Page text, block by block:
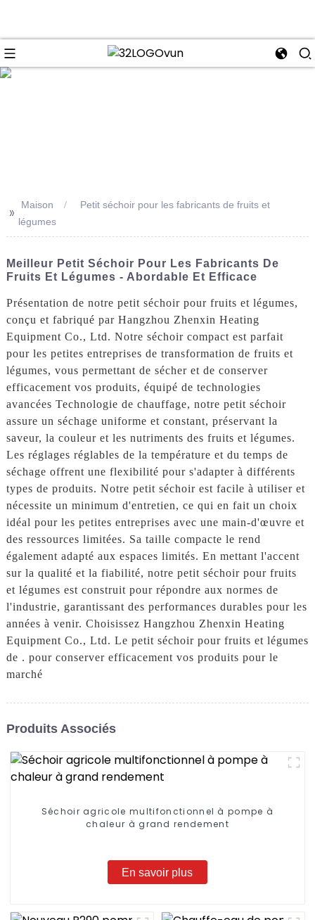
>> Maison
Petit séchoir pour les fabricants de fruits et
légumes
Meilleur Petit Séchoir Pour Les Fabricants De
Fruits Et Légumes - Abordable Et Efficace
Présentation de notre petit séchoir pour fruits et légumes,
conçu et fabriqué par Hangzhou Zhenxin Heating
Equipment Co., Ltd. Notre séchoir compact est parfait
pour les petites entreprises de transformation de fruits et
légumes, vous permettant de sécher et de conserver
efficacement vos produits, équipé de technologies
avancées Technologie de chauffage, notre petit séchoir
assure un séchage uniforme et constant, préservant la
saveur, la couleur et les nutriments des fruits et légumes.
Les réglages réglables de la température et du temps de
séchage offrent une flexibilité pour s'adapter à différents
types de produits. Notre petit séchoir est facile à utiliser et
nécessite un minimum d'entretien, ce qui en fait un choix
idéal pour les petites entreprises avec une main-d'œuvre et
des ressources limitées. Sa taille compacte le rend
également adapté aux espaces limités. En mettant l'accent
sur la qualité et la fiabilité, notre petit séchoir pour fruits
et légumes est construit pour répondre aux normes de
l'industrie, garantissant des performances durables pour les
années à venir. Choisissez Hangzhou Zhenxin Heating
Equipment Co., Ltd. Le petit séchoir pour fruits et légumes
de . pour conserver efficacement vos produits pour le
marché
Produits Associés
Séchoir agricole multifonctionnel à pompe à
chaleur à grand rendement
En savoir plus